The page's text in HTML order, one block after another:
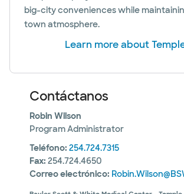
big-city conveniences while
town atmosphere.
Learn more about(abre en
Contáctanos
Robin Wilson
Program Administrator
Teléfono: 254.724.7315
Fax: 254.724.4650
Correo electrónico: